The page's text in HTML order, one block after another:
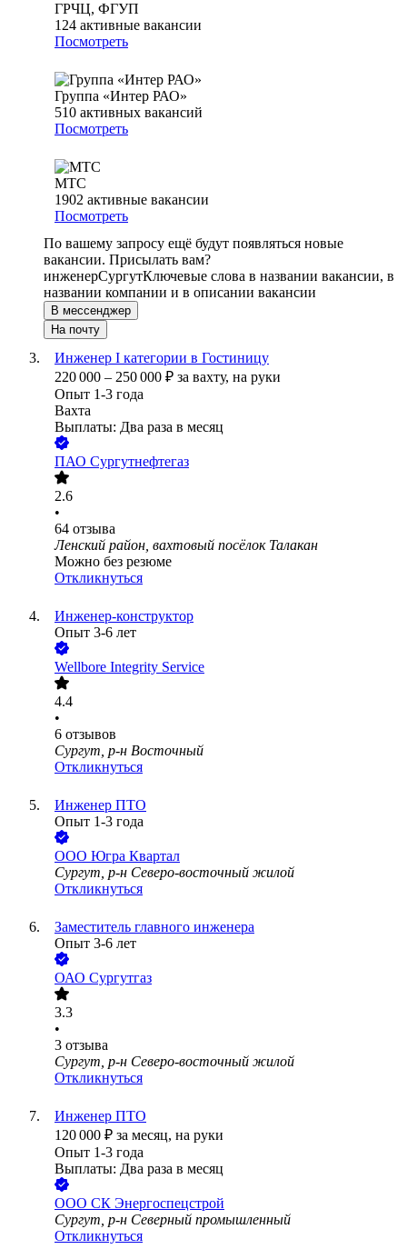
ГРЧЦ, ФГУП
124 активные вакансии
Посмотреть
Группа «Интер РАО»
510 активных вакансий
Посмотреть
МТС
1902 активные вакансии
Посмотреть
По вашему запросу ещё будут появляться новые
вакансии. Присылать вам?
инженерСургутКлючевые слова в названии вакансии, в
названии компании и в описании вакансии
В мессенджер
На почту
Инженер I категории в Гостиницу
220 000 – 250 000 ₽ за вахту, на руки
Опыт 1-3 года
Вахта
Выплаты: Два раза в месяц
ПАО Сургутнефтегаз
2.6
•
64 отзыва
Ленский район, вахтовый посёлок Талакан
Можно без резюме
Откликнуться
Инженер-конструктор
Опыт 3-6 лет
Wellbore Integrity Service
4.4
•
6 отзывов
Сургут, р-н Восточный
Откликнуться
Инженер ПТО
Опыт 1-3 года
ООО Югра Квартал
Сургут, р-н Северо-восточный жилой
Откликнуться
Заместитель главного инженера
Опыт 3-6 лет
ОАО Сургутгаз
3.3
•
3 отзыва
Сургут, р-н Северо-восточный жилой
Откликнуться
Инженер ПТО
120 000 ₽ за месяц, на руки
Опыт 1-3 года
Выплаты: Два раза в месяц
ООО СК Энергоспецстрой
Сургут, р-н Северный промышленный
Откликнуться